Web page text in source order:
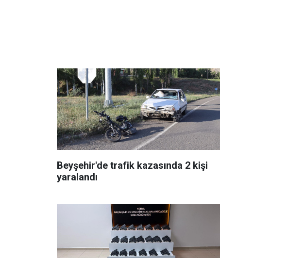
Beyşehir'de trafik kazasında 2 kişi
yaralandı